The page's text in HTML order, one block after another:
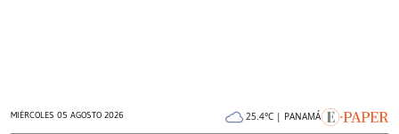
MIÉRCOLES 05 AGOSTO 2026 25.4°C | PANAMÁ